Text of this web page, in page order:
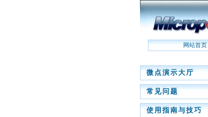
网站首页|
微点演示大厅
常见问题
使用指南与技巧